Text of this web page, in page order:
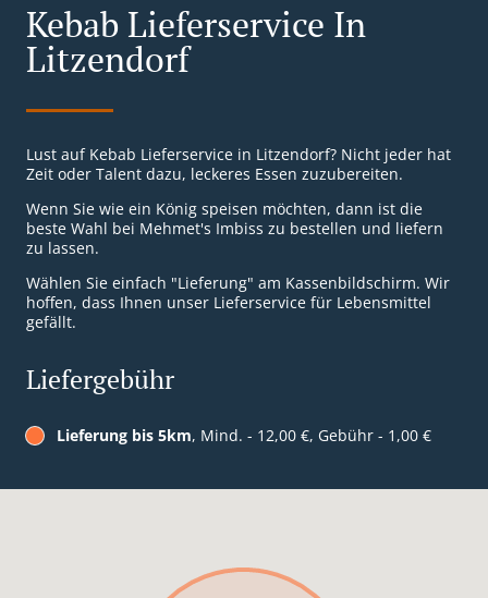
Kebab Lieferservice In
Litzendorf
Lust auf Kebab Lieferservice in Litzendorf? Nicht jeder hat
Zeit oder Talent dazu, leckeres Essen zuzubereiten.
Wenn Sie wie ein König speisen möchten, dann ist die
beste Wahl bei Mehmet's Imbiss zu bestellen und liefern
zu lassen.
Wählen Sie einfach "Lieferung" am Kassenbildschirm. Wir
hoffen, dass Ihnen unser Lieferservice für Lebensmittel
gefällt.
Liefergebühr
Lieferung bis 5km, Mind. - 12,00 €, Gebühr - 1,00 €